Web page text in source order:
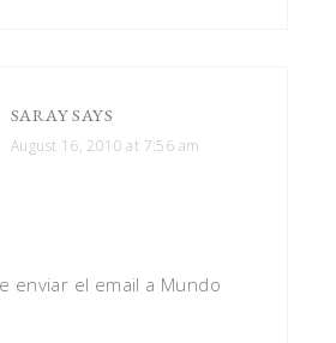
SARAYSAYS
August 16, 2010 at 7:56 am
enviar el email a Mundo